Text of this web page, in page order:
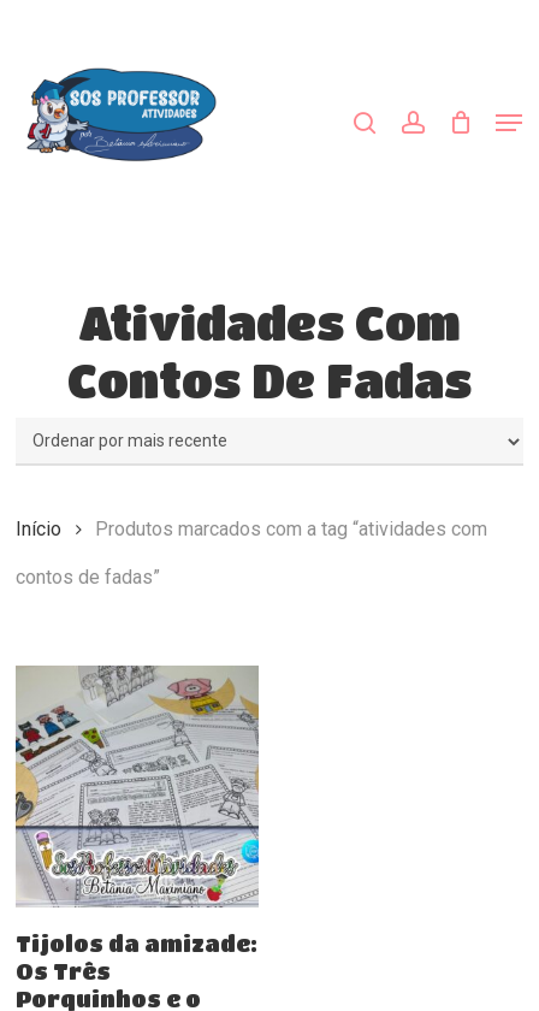
content
Atividades Com
Contos De Fadas
Início Produtos marcados com a tag “atividades com
contos de fadas”
Comprar
Tijolos da amizade:
Os Três
Porquinhos e o